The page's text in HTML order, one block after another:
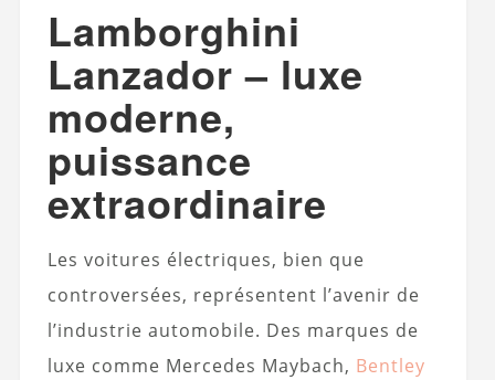
Lamborghini
Lanzador – luxe
moderne,
puissance
extraordinaire
Les voitures électriques, bien que
controversées, représentent l’avenir de
l’industrie automobile. Des marques de
luxe comme Mercedes Maybach, Bentley